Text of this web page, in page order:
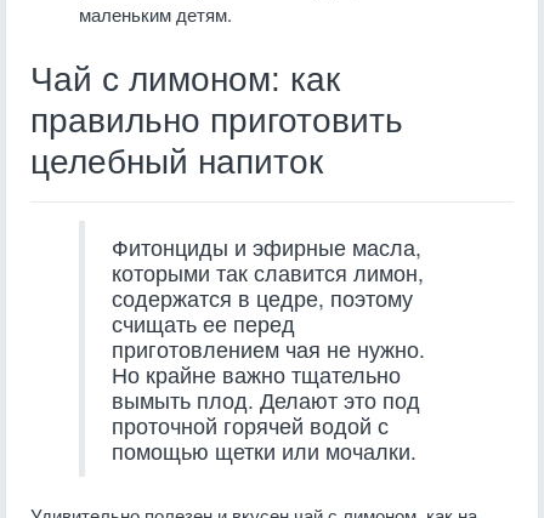
маленьким детям.
Чай с лимоном: как
правильно приготовить
целебный напиток
Фитонциды и эфирные масла,
которыми так славится лимон,
содержатся в цедре, поэтому
счищать ее перед
приготовлением чая не нужно.
Но крайне важно тщательно
вымыть плод. Делают это под
проточной горячей водой с
помощью щетки или мочалки.